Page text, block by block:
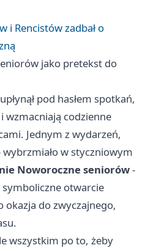
i Rencistów zadbał o
jako pretekst do
pod hasłem spotkań,
wzmacniają codzienne
Jednym z wydarzeń,
w styczniowym
Noworoczne seniorów-
otwarcie
okazja do zwyczajnego,
wszystkim po to, żeby